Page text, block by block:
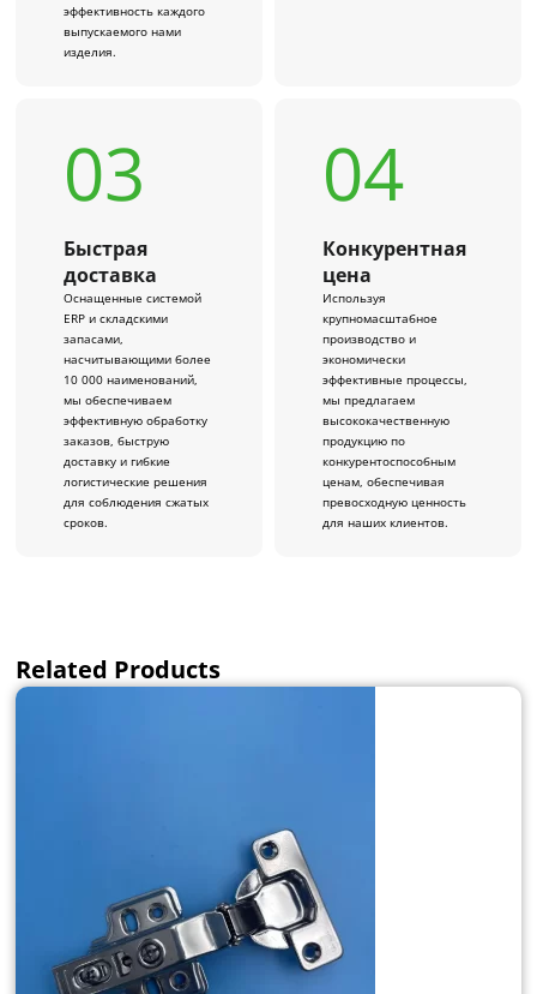
эффективность каждого
выпускаемого нами
изделия.
03
Быстрая
доставка
Оснащенные системой
ERP и складскими
запасами,
насчитывающими более
10 000 наименований,
мы обеспечиваем
эффективную обработку
заказов, быструю
доставку и гибкие
логистические решения
для соблюдения сжатых
сроков.
04
Конкурентная
цена
Используя
крупномасштабное
производство и
экономически
эффективные процессы,
мы предлагаем
высококачественную
продукцию по
конкурентоспособным
ценам, обеспечивая
превосходную ценность
для наших клиентов.
Related Products